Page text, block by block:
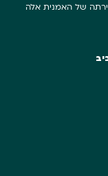
מאז 2002 – פירות יצירתה של האמנית אלה